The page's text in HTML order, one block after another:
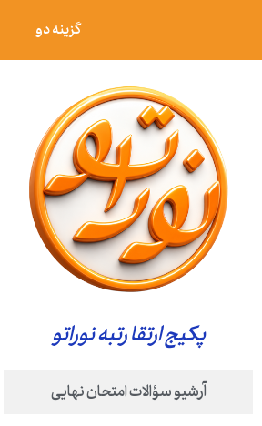
گزینه دو
پکیج ارتقا رتبه نوراتو
آرشیو سؤالات امتحان نهایی